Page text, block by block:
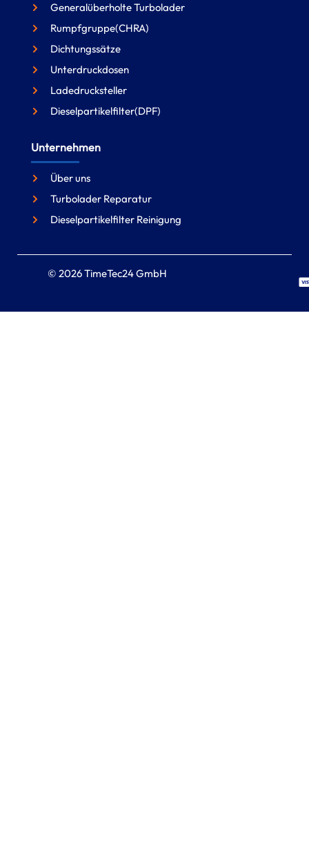
Generalüberholte Turbolader
Rumpfgruppe(CHRA)
Dichtungssätze
Unterdruckdosen
Ladedrucksteller
Dieselpartikelfilter(DPF)
Unternehmen
Über uns
Turbolader Reparatur
Dieselpartikelfilter Reinigung
© 2026 TimeTec24 GmbH